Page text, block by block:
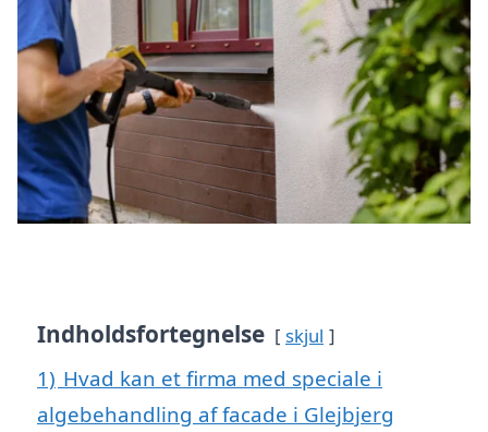
Indholdsfortegnelse skjul
1) Hvad kan et firma med speciale i
algebehandling af facade i Glejbjerg